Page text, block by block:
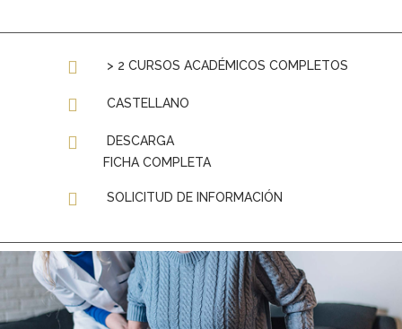
> 2 CURSOS ACADÉMICOS COMPLETOS
CASTELLANO
DESCARGA
FICHA COMPLETA
SOLICITUD DE INFORMACIÓN